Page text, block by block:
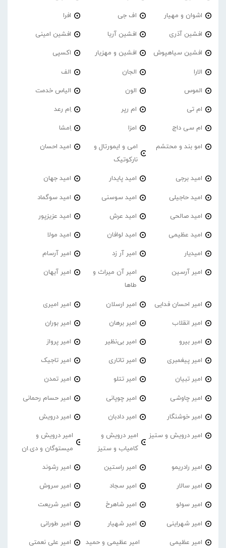
اشوان و مهیار اف جی افرا
افشین آذری افشین آریا افشین امینی
افشین سیاهپوش افشین و مهزیار اکسپی
الارا الجان الف
الموس الون الیاس خدمت
ام تی ام رپر اِم رعد
ام سی داج امزا اِمشا
امو بند و محتشم
امی و ایمورتال و
نارکوتیک
امید احسان
امید برجی امید پایدار امید جهان
امید حاجیلی امید سوسنی امید سوگماد
امید صالحی امید عرش امید عزیزپور
امید عظیمی امید لوافان امید مولا
امیدیار امیر آر زد امیر آرسام
امیر آرسین
امیر آن میراث و
طاها
امیر آیهان
امیر احسان فدایی امیر ارسلان امیر امیری
امیر انقلاب امیر برهان امیر‌ بوران
امیر بیرو امیر بی‌نظیر امیر پرواز
امیر پیغمبری امیر تاتاری امیر تاجیک
امیر تبیان امیر تتلو امیر تمدن
امیر چاوشی امیر چوپانی امیر حسام رحمانی
امیر خوشنگار امیر دادبان امیر درویش
امیر درویش و ستیز
امیر درویش و
کامیاب و ستیز
امیر درویش و
میستوگان و دی.ان
امیر رادریمو امیر راستین امیر رشوند
امیر سالار امیر سجاد امیر سروش
امیر سولو امیر شاهرخ امیر شریعت
امیر شهراینی امیر شهیار امیر طورانی
امیر عظیمی
امیر عظیمی و حمید
امیر علی نعمتی